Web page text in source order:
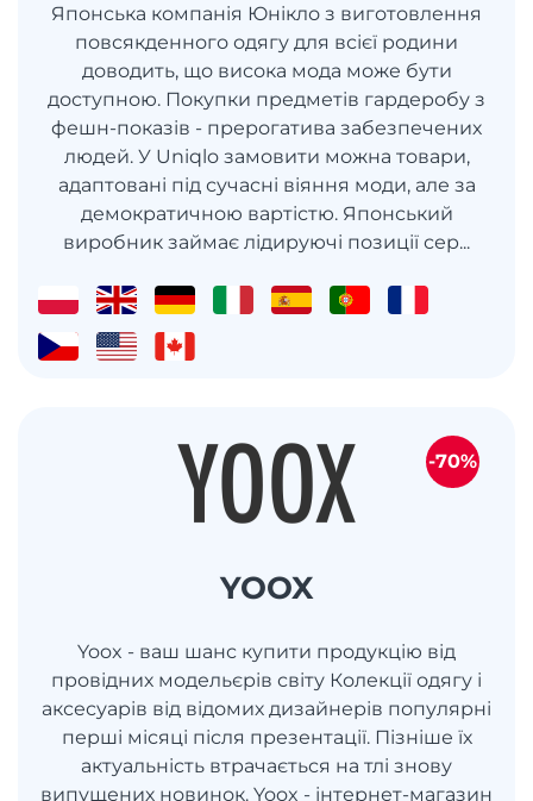
Японська компанія Юнікло з виготовлення
повсякденного одягу для всієї родини
доводить, що висока мода може бути
доступною. Покупки предметів гардеробу з
фешн-показів - прерогатива забезпечених
людей. У Uniqlo замовити можна товари,
адаптовані під сучасні віяння моди, але за
демократичною вартістю. Японський
виробник займає лідируючі позиції сер...
YOOX
Yoox - ваш шанс купити продукцію від
провідних модельєрів світу Колекції одягу і
аксесуарів від відомих дизайнерів популярні
перші місяці після презентації. Пізніше їх
актуальність втрачається на тлі знову
випущених новинок. Yoox - інтернет-магазин
-70%